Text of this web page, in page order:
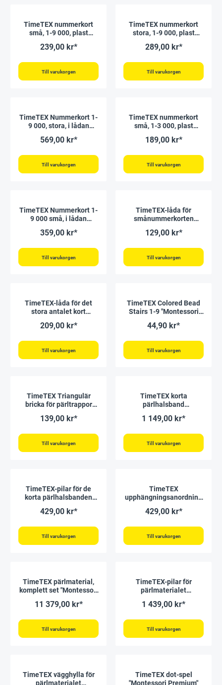
TimeTEX nummerkort
små, 1-9 000, plast
239,00 kr*
Till varukorgen
TimeTEX nummerkort
stora, 1-9 000, plast
289,00 kr*
Till varukorgen
TimeTEX Nummerkort 1-
9 000, stora, i lådan
569,00 kr*
Till varukorgen
TimeTEX nummerkort
små, 1-3 000, plast
189,00 kr*
Till varukorgen
TimeTEX Nummerkort 1-
9 000 små, i lådan
359,00 kr*
Till varukorgen
TimeTEX-låda för
smånummerkorten
129,00 kr*
Till varukorgen
TimeTEX-låda för det
stora antalet kort
209,00 kr*
Till varukorgen
TimeTEX Colored Bead
Stairs 1-9 "Montessori
44,90 kr*
Till varukorgen
TimeTEX Triangulär
bricka för pärltrappor
139,00 kr*
Till varukorgen
TimeTEX korta
pärlhalsband
1 149,00 kr*
Till varukorgen
TimeTEX-pilar för de
korta pärlhalsbanden
429,00 kr*
Till varukorgen
TimeTEX
upphängningsanordning
"Montessori Premium"
429,00 kr*
Till varukorgen
TimeTEX pärlmaterial,
komplett set "Montessori
11 379,00 kr*
Till varukorgen
TimeTEX-pilar för
pärlmaterialet
1 439,00 kr*
Till varukorgen
TimeTEX vägghylla för
pärlmaterialet
TimeTEX dot-spel
"Montessori Premium"